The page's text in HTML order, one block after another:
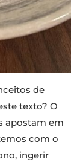
de
texto? O
apostam em
com o
ingerir